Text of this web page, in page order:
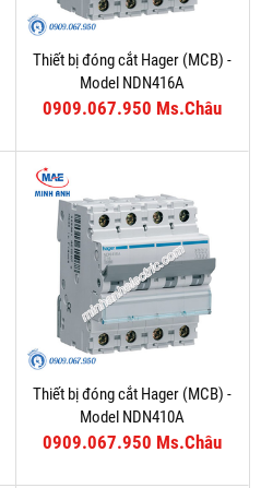
Thiết bị đóng cắt Hager (MCB) -
Model NDN416A
0909.067.950 Ms.Châu
Thiết bị đóng cắt Hager (MCB) -
Model NDN410A
0909.067.950 Ms.Châu